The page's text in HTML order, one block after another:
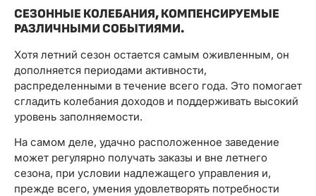
СЕЗОННЫЕ КОЛЕБАНИЯ, КОМПЕНСИРУЕМЫЕ
РАЗЛИЧНЫМИ СОБЫТИЯМИ.
Хотя летний сезон остается самым оживленным, он
дополняется периодами активности,
распределенными в течение всего года. Это помогает
сгладить колебания доходов и поддерживать высокий
уровень заполняемости.
На самом деле, удачно расположенное заведение
может регулярно получать заказы и вне летнего
сезона, при условии надлежащего управления и,
прежде всего, умения удовлетворять потребности